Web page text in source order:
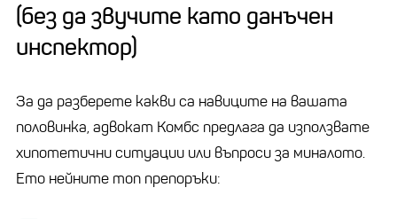
(без да звучите като данъчен
инспектор)
За да разберете какви са навиците на вашата
половинка, адвокат Комбс предлага да използвате
хипотетични ситуации или въпроси за миналото.
Ето нейните топ препоръки: